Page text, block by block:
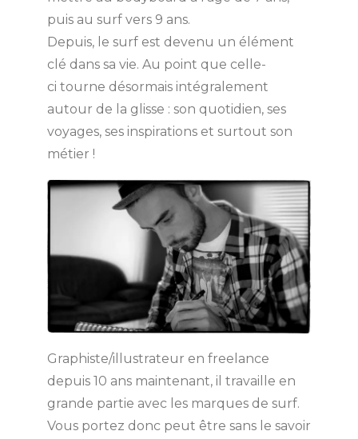
puis au surf vers 9 ans.
Depuis, le surf est devenu un élément
clé dans sa vie. Au point que celle-
ci tourne désormais intégralement
autour de la glisse : son quotidien, ses
voyages, ses inspirations et surtout son
métier !
Graphiste/illustrateur en freelance
depuis 10 ans maintenant, il travaille en
grande partie avec les marques de surf.
Vous portez donc peut être sans le savoir